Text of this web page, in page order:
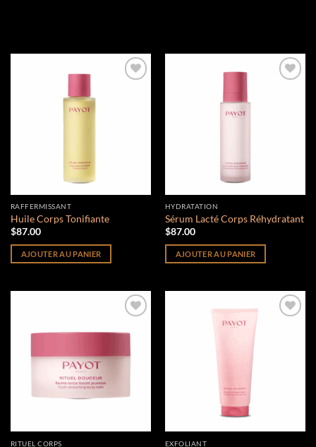
RAFFERMISSANT
Huile Corps Tonifiante
$87.00
AJOUTER AU PANIER
HYDRATATION
Sérum Lacté Corps Réhydratant
$87.00
AJOUTER AU PANIER
wishlist
RITUEL CORPS EXFOLIANT